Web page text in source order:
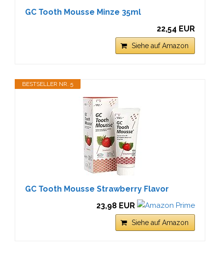
GC Tooth Mousse Minze 35ml
22,54 EUR
Siehe auf Amazon
BESTSELLER NR. 5
GC Tooth Mousse Strawberry Flavor
23,98 EUR
Siehe auf Amazon